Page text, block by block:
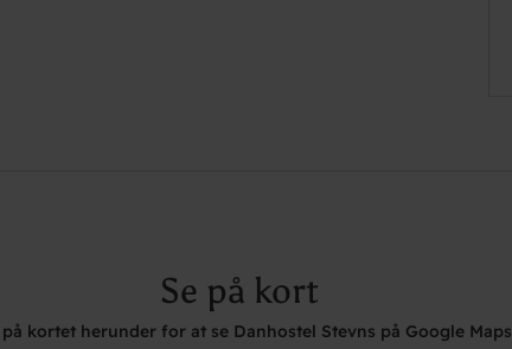
Se på kort
kortet herunder for at se Danhostel Stevns på Google Maps